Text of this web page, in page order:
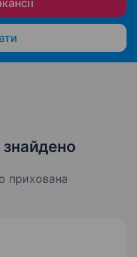
прихована